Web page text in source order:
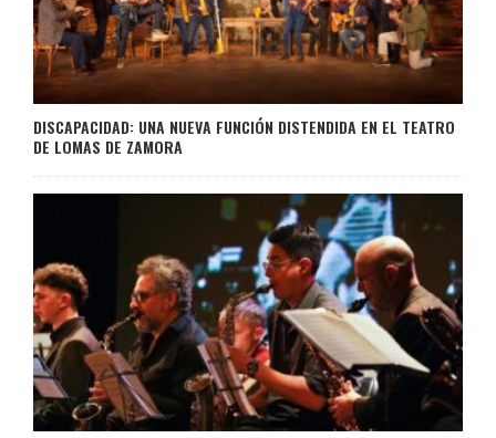
DISCAPACIDAD: UNA NUEVA FUNCIÓN DISTENDIDA EN EL TEATRO
DE LOMAS DE ZAMORA